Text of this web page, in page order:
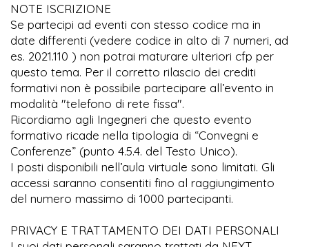
NOTE ISCRIZIONE
Se partecipi ad eventi con stesso codice ma in
date differenti (vedere codice in alto di 7 numeri, ad
es. 2021.110 ) non potrai maturare ulteriori cfp per
questo tema. Per il corretto rilascio dei crediti
formativi non è possibile partecipare all’evento in
modalità "telefono di rete fissa".
Ricordiamo agli Ingegneri che questo evento
formativo ricade nella tipologia di “Convegni e
Conferenze” (punto 4.5.4. del Testo Unico).
I posti disponibili nell’aula virtuale sono limitati. Gli
accessi saranno consentiti fino al raggiungimento
del numero massimo di 1000 partecipanti.
PRIVACY E TRATTAMENTO DEI DATI PERSONALI